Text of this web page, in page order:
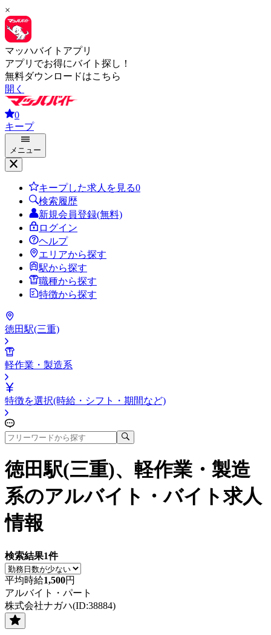
×
マッハバイトアプリ
アプリでお得にバイト探し！
無料ダウンロードはこちら
開く
0
キープ
メニュー
キープした求人を見る0
検索履歴
新規会員登録(無料)
ログイン
ヘルプ
エリアから探す
駅から探す
職種から探す
特徴から探す
徳田駅(三重)
軽作業・製造系
特徴を選択(時給・シフト・期間など)
徳田駅(三重)、軽作業・製造
系のアルバイト・バイト求人
情報
検索結果1件
平均時給1,500円
アルバイト・パート
株式会社ナガハ(ID:38884)